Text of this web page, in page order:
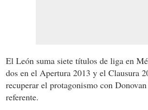
El León suma siete títulos de liga en
dos en el Apertura 2013 y el Clausura
recuperar el protagonismo con
referente.